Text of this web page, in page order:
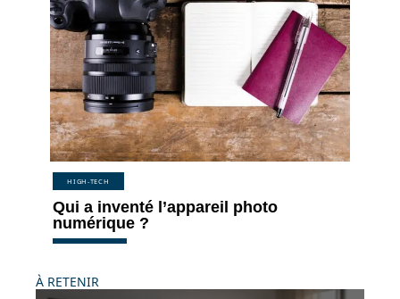
HIGH-TECH
Qui a inventé l’appareil photo
numérique ?
À RETENIR